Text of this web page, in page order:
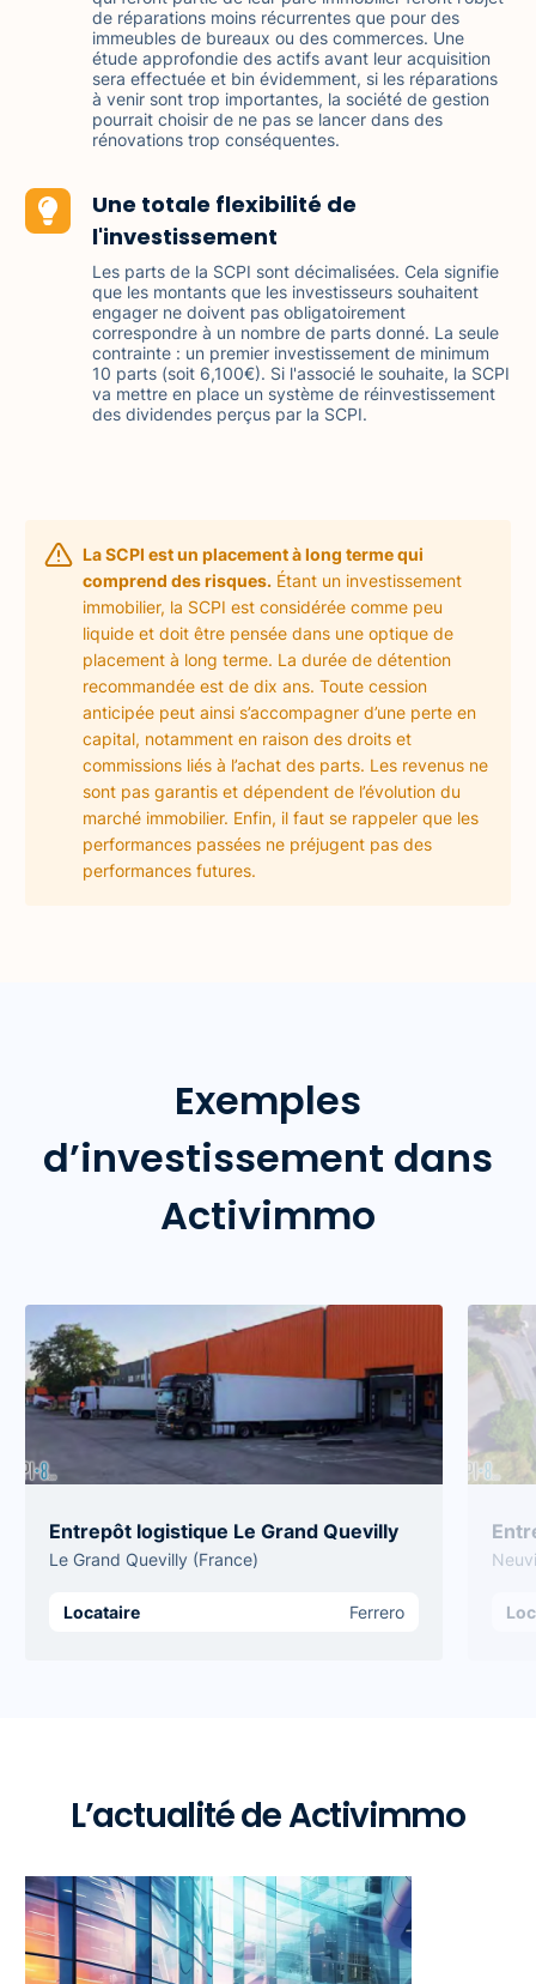
de réparations moins récurrentes que pour des
immeubles de bureaux ou des commerces. Une
étude approfondie des actifs avant leur acquisition
sera effectuée et bin évidemment, si les réparations
à venir sont trop importantes, la société de gestion
pourrait choisir de ne pas se lancer dans des
rénovations trop conséquentes.
Une totale flexibilité de
l'investissement
Les parts de la SCPI sont décimalisées. Cela signifie
que les montants que les investisseurs souhaitent
engager ne doivent pas obligatoirement
correspondre à un nombre de parts donné. La seule
contrainte : un premier investissement de minimum
10 parts (soit 6,100€). Si l'associé le souhaite, la SCPI
va mettre en place un système de réinvestissement
des dividendes perçus par la SCPI.
La SCPI est un placement à long terme qui
comprend des risques. Étant un investissement
immobilier, la SCPI est considérée comme peu
liquide et doit être pensée dans une optique de
placement à long terme. La durée de détention
recommandée est de dix ans. Toute cession
anticipée peut ainsi s’accompagner d’une perte en
capital, notamment en raison des droits et
commissions liés à l’achat des parts. Les revenus ne
sont pas garantis et dépendent de l’évolution du
marché immobilier. Enfin, il faut se rappeler que les
performances passées ne préjugent pas des
performances futures.
Exemples
d’investissement dans
Activimmo
Entrepôt logistique Le Grand Quevilly
Le Grand Quevilly (France)
Locataire Ferrero
L’actualité de Activimmo